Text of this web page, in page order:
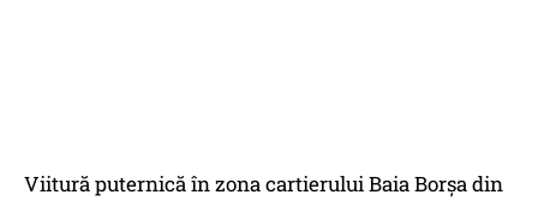
Viitură puternică în zona cartierului Baia Borșa din